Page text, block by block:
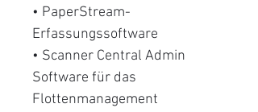
• PaperStream-
Erfassungssoftware
• Scanner Central Admin
Software für das
Flottenmanagement